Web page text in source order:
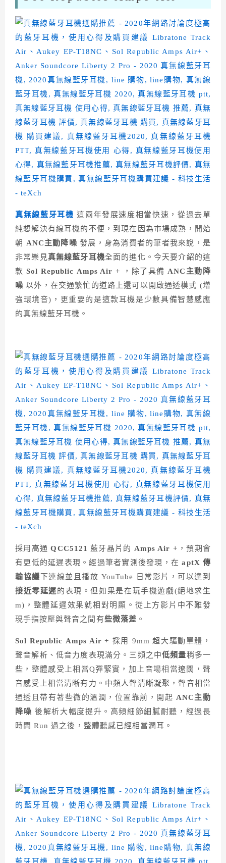
真無線藍牙耳機這兩年發展速度相當快速，從過去單
純想解決有線耳機的不便，到現在因為市場成熟，開始
朝 ANC主動降噪發展，身為消費者的筆者我來說，是
非常樂見真無線藍牙耳機全面的進化。今天要介紹的這
款 Sol Republic Amps Air + ，除了具備 ANC主動降
噪 以外，在交通繁忙的道路上還可以開啟通透模式 (增
強環境音)，更重要的是這款耳機是少數具備智慧感應
的真無線藍牙耳機。
採用高通QCC5121 藍牙晶片的 Amps Air + ，預期會
有更低的延遲表現。經過筆者實測後發現，在aptX 傳
輸協議 下連線並且播放 YouTube 日常影片，可以達到
接近零延遲的表現。但如果是在玩手機遊戲(絕地求生
m)，整體延遲效果就相對明顯。從上方影片中不難發
現手指按壓與聲音之間有些微落差 。
Sol Republic Amps Air + 採用 9mm 超大驅動單體，
聲音解析、低音力度表現滿分。三頻之中低頻量稍多一
些，整體感受上相當Q彈緊實，加上音場相當遼闊，聲
音感受上相當清晰有力。中頻人聲清晰凝聚，聲音相當
通透且帶有著些微的溫潤，位置靠前，開起 ANC主動
降噪 後解析大幅度提升。高頻細節細膩耐聽，經過長
時間 Run 過之後，整體聽感已經相當潤耳。